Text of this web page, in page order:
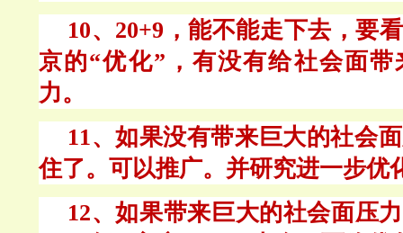
10、20+9，能不能走下去，要
京的“优化”，有没有给社会面
力。
11、如果没有带来巨大的社会
住了。可以推广。并研究进一步优
12、如果带来巨大的社会面压